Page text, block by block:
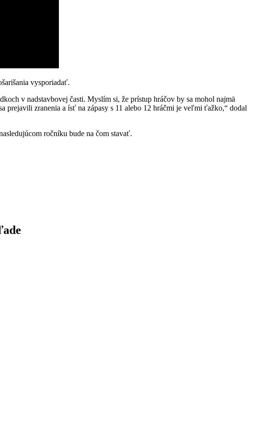
vysporiadať.
v nadstavbovej časti. Myslím si, že prístup hráčov by sa mohol najmä
prejavili zranenia a ísť na zápasy s 11 alebo 12 hráčmi je veľmi ťažko,“ dodal
ročníku bude na čom stavať.